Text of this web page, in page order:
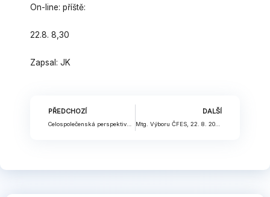
On-line: příště:
22.8. 8,30
Zapsal: JK
Prev
PŘEDCHOZÍ DALŠÍ
Mtg. Výboru ČFES, 22. 8. 2022; zápis